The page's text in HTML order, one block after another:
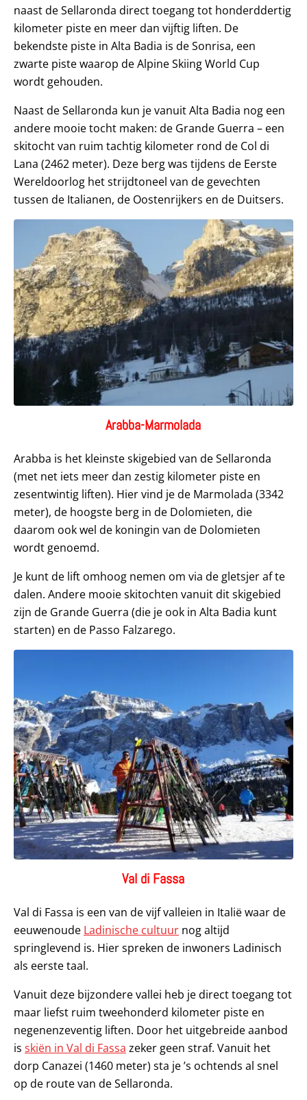
naast de Sellaronda direct toegang tot honderddertig
kilometer piste en meer dan vijftig liften. De
bekendste piste in Alta Badia is de Sonrisa, een
zwarte piste waarop de Alpine Skiing World Cup
wordt gehouden.
Naast de Sellaronda kun je vanuit Alta Badia nog een
andere mooie tocht maken: de Grande Guerra – een
skitocht van ruim tachtig kilometer rond de Col di
Lana (2462 meter). Deze berg was tijdens de Eerste
Wereldoorlog het strijdtoneel van de gevechten
tussen de Italianen, de Oostenrijkers en de Duitsers.
Arabba-Marmolada
Arabba is het kleinste skigebied van de Sellaronda
(met net iets meer dan zestig kilometer piste en
zesentwintig liften). Hier vind je de Marmolada (3342
meter), de hoogste berg in de Dolomieten, die
daarom ook wel de koningin van de Dolomieten
wordt genoemd.
Je kunt de lift omhoog nemen om via de gletsjer af te
dalen. Andere mooie skitochten vanuit dit skigebied
zijn de Grande Guerra (die je ook in Alta Badia kunt
starten) en de Passo Falzarego.
Val di Fassa
Val di Fassa is een van de vijf valleien in Italië waar de
eeuwenoude Ladinische cultuur nog altijd
springlevend is. Hier spreken de inwoners Ladinisch
als eerste taal.
Vanuit deze bijzondere vallei heb je direct toegang tot
maar liefst ruim tweehonderd kilometer piste en
negenenzeventig liften. Door het uitgebreide aanbod
is skiën in Val di Fassa zeker geen straf. Vanuit het
dorp Canazei (1460 meter) sta je ’s ochtends al snel
op de route van de Sellaronda.